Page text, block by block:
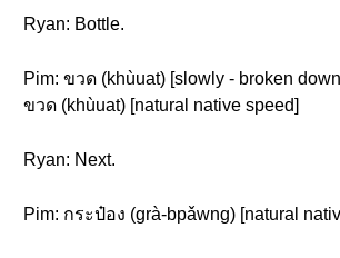
Ryan: Bottle.
Pim: ขวด (khùuat) [slowly - broken
ขวด (khùuat) [natural native speed]
Ryan: Next.
Pim: กระป๋อง (grà-bpǎwng) [natural